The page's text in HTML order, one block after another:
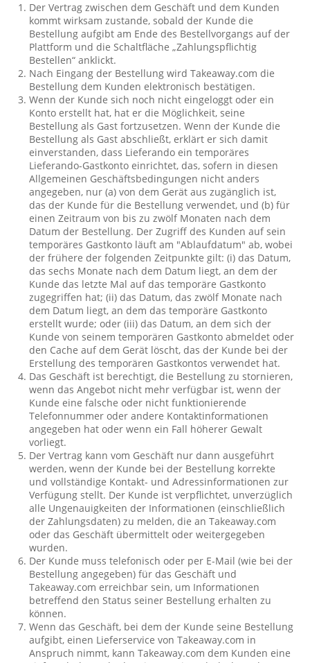
Der Vertrag zwischen dem Geschäft und dem Kunden
kommt wirksam zustande, sobald der Kunde die
Bestellung aufgibt am Ende des Bestellvorgangs auf der
Plattform und die Schaltfläche „Zahlungspflichtig
Bestellen“ anklickt.
Nach Eingang der Bestellung wird Takeaway.com die
Bestellung dem Kunden elektronisch bestätigen.
Wenn der Kunde sich noch nicht eingeloggt oder ein
Konto erstellt hat, hat er die Möglichkeit, seine
Bestellung als Gast fortzusetzen. Wenn der Kunde die
Bestellung als Gast abschließt, erklärt er sich damit
einverstanden, dass Lieferando ein temporäres
Lieferando-Gastkonto einrichtet, das, sofern in diesen
Allgemeinen Geschäftsbedingungen nicht anders
angegeben, nur (a) von dem Gerät aus zugänglich ist,
das der Kunde für die Bestellung verwendet, und (b) für
einen Zeitraum von bis zu zwölf Monaten nach dem
Datum der Bestellung. Der Zugriff des Kunden auf sein
temporäres Gastkonto läuft am "Ablaufdatum" ab, wobei
der frühere der folgenden Zeitpunkte gilt: (i) das Datum,
das sechs Monate nach dem Datum liegt, an dem der
Kunde das letzte Mal auf das temporäre Gastkonto
zugegriffen hat; (ii) das Datum, das zwölf Monate nach
dem Datum liegt, an dem das temporäre Gastkonto
erstellt wurde; oder (iii) das Datum, an dem sich der
Kunde von seinem temporären Gastkonto abmeldet oder
den Cache auf dem Gerät löscht, das der Kunde bei der
Erstellung des temporären Gastkontos verwendet hat.
Das Geschäft ist berechtigt, die Bestellung zu stornieren,
wenn das Angebot nicht mehr verfügbar ist, wenn der
Kunde eine falsche oder nicht funktionierende
Telefonnummer oder andere Kontaktinformationen
angegeben hat oder wenn ein Fall höherer Gewalt
vorliegt.
Der Vertrag kann vom Geschäft nur dann ausgeführt
werden, wenn der Kunde bei der Bestellung korrekte
und vollständige Kontakt- und Adressinformationen zur
Verfügung stellt. Der Kunde ist verpflichtet, unverzüglich
alle Ungenauigkeiten der Informationen (einschließlich
der Zahlungsdaten) zu melden, die an Takeaway.com
oder das Geschäft übermittelt oder weitergegeben
wurden.
Der Kunde muss telefonisch oder per E-Mail (wie bei der
Bestellung angegeben) für das Geschäft und
Takeaway.com erreichbar sein, um Informationen
betreffend den Status seiner Bestellung erhalten zu
können.
Wenn das Geschäft, bei dem der Kunde seine Bestellung
aufgibt, einen Lieferservice von Takeaway.com in
Anspruch nimmt, kann Takeaway.com dem Kunden eine